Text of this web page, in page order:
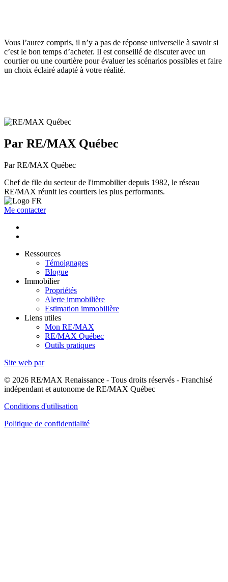
Vous l’aurez compris, il n’y a pas de réponse universelle à savoir si
c’est le bon temps d’acheter. Il est conseillé de discuter avec un
courtier ou une courtière pour évaluer les scénarios possibles et faire
un choix éclairé adapté à votre réalité.
Par RE/MAX Québec
Par RE/MAX Québec
Chef de file du secteur de l'immobilier depuis 1982, le réseau
RE/MAX réunit les courtiers les plus performants.
Me contacter
Ressources
Témoignages
Blogue
Immobilier
Propriétés
Alerte immobilière
Estimation immobilière
Liens utiles
Mon RE/MAX
RE/MAX Québec
Outils pratiques
Site web par
© 2026 RE/MAX Renaissance - Tous droits réservés - Franchisé
indépendant et autonome de RE/MAX Québec
Conditions d'utilisation
Politique de confidentialité